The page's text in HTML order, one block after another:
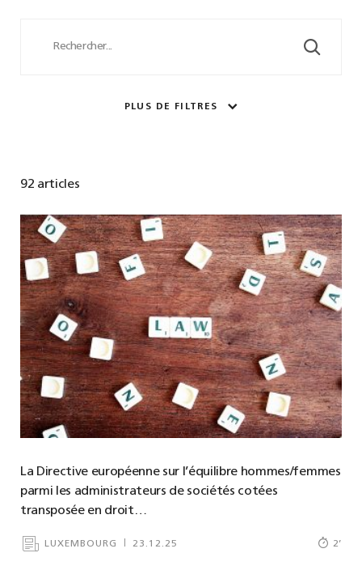
PLUS DE FILTRES
92 articles
La Directive européenne sur l’équilibre hommes/femmes
parmi les administrateurs de sociétés cotées
transposée en droit…
LUXEMBOURG 23.12.25 2’